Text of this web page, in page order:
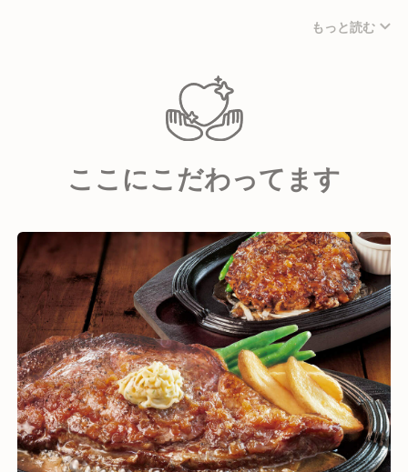
そ、調理スキルを高めていくことができます！
すれば良いのかということを全員で考えていきます！
そのため、自身のアイディアをかたちにしていきた
い！周りと協力して目標を達成していきたい！方には
もっと読む
ここにこだわってます